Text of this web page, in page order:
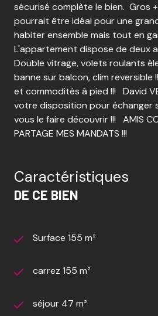
sécurisé complète le bien. Gros
pourrait être idéal pour une
habiter ensemble mais tout en
L'appartement dispose de deux
Double vitrage, volets roulants
banne sur balcon, clim reversible
et commodités à pied !!! David
votre disposition pour échanger
vous le faire découvrir !!! AMIS
PARTAGE MES MANDATS !!!
Caractéristiques
DE CE BIEN
Surface 155 m²
carrez 155 m²
séjour 47 m²